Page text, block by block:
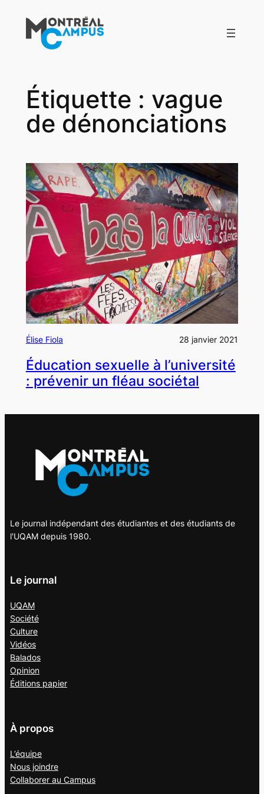
contenu
Étiquette : vague
de dénonciations
Élise Fiola 28 janvier 2021
Éducation sexuelle à l’université
: prévenir un fléau sociétal
Le journal indépendant des étudiantes et des étudiants de
l'UQAM depuis 1980.
Le journal
UQAM
Société
Culture
Vidéos
Balados
Opinion
Éditions papier
À propos
L’équipe
Nous joindre
Collaborer au Campus